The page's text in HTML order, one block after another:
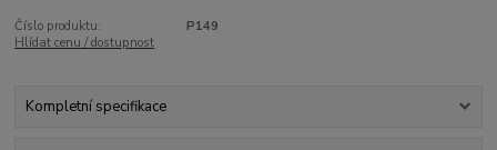
Číslo produktu:
P149
Hlídat cenu / dostupnost
Kompletní specifikace